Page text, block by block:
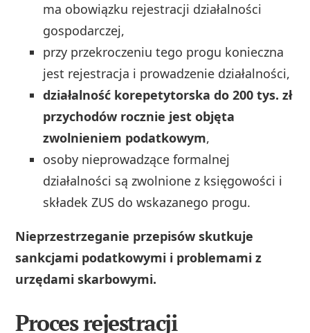
ma obowiązku rejestracji działalności
gospodarczej,
przy przekroczeniu tego progu konieczna
jest rejestracja i prowadzenie działalności,
działalność korepetytorska do 200 tys. zł
przychodów rocznie jest objęta
zwolnieniem podatkowym,
osoby nieprowadzące formalnej
działalności są zwolnione z księgowości i
składek ZUS do wskazanego progu.
Nieprzestrzeganie przepisów skutkuje
sankcjami podatkowymi i problemami z
urzędami skarbowymi.
Proces rejestracji